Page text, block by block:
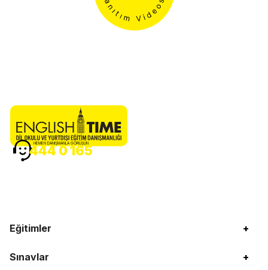
Eğitimler +
Sınavlar +
HEMEN DANIŞMANLA GÖRÜŞÜN
444 0 165